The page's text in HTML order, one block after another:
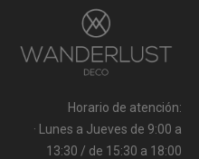
Horario de atención:
· Lunes a Jueves de 9:00 a
13:30 / de 15:30 a 18:00